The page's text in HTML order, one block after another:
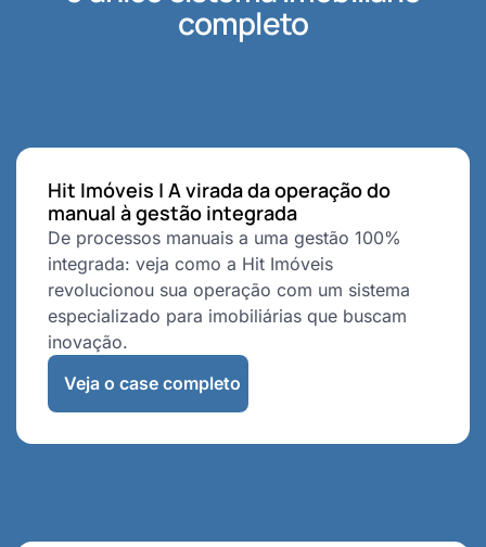
completo
Hit Imóveis | A virada da operação do
manual à gestão integrada
De processos manuais a uma gestão 100%
integrada: veja como a Hit Imóveis
revolucionou sua operação com um sistema
especializado para imobiliárias que buscam
inovação.
Veja o case completo